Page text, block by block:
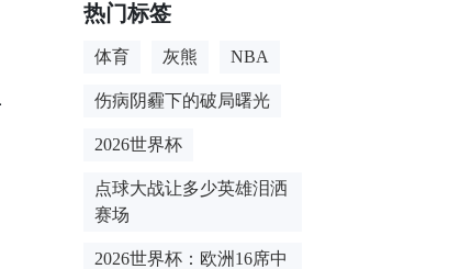
热门标签
体育 灰熊 NBA
伤病阴霾下的破局曙光
2026世界杯
点球大战让多少英雄泪洒
赛场
2026世界杯：欧洲16席中